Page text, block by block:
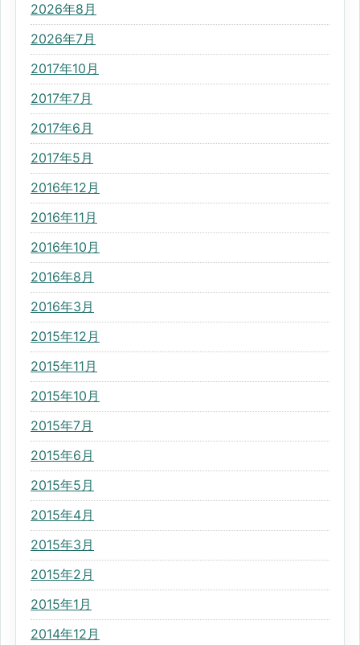
2026年8月
2026年7月
2017年10月
2017年7月
2017年6月
2017年5月
2016年12月
2016年11月
2016年10月
2016年8月
2016年3月
2015年12月
2015年11月
2015年10月
2015年7月
2015年6月
2015年5月
2015年4月
2015年3月
2015年2月
2015年1月
2014年12月